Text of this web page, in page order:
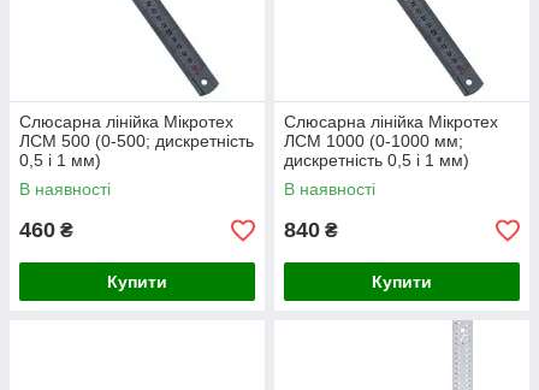
Слюсарна лінійка Мікротех
ЛСМ 500 (0-500; дискретність
0,5 і 1 мм)
В наявності
460 ₴
Купити
Слюсарна лінійка Мікротех
ЛСМ 1000 (0-1000 мм;
дискретність 0,5 і 1 мм)
В наявності
840 ₴
Купити